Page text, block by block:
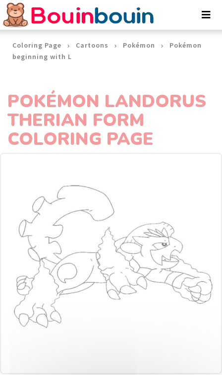
Coloring Page Cartoons Pokémon
Pokémon
beginning with L
POKÉMON LANDORUS
THERIAN FORM
COLORING PAGE
Cookies management panel